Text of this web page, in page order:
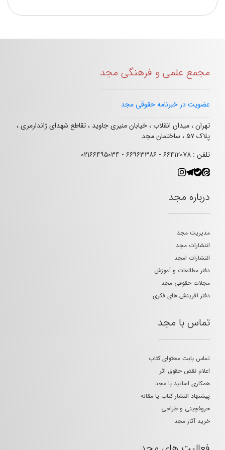
مجمع علمی و فرهنگی مجد
عضویت در خبرنامه حقوقی مجد
تهران ، میدان انقلاب ، خیابان منیری جاوید ، تقاطع شهدای ژاندارمری ،
پلاک ۵۷ ، ساختمان مجد
تلفن : ۶۶۴۱۲۰۷۸ - ۶۶۹۶۳۳۸۶ - ۰۲۱۶۶۴۹۵۰۳۴
درباره مجد
مدیریت مجد
انتشارات مجد
انتشارات امجد
دفتر مطالعات و آموزش
مجلات حقوقی مجد
دفتر آفرینش های فکری
تماس با مجد
تماس بابت محتوای کتاب
اعلام نقض حقوق اثر
همکاری اساتید با مجد
پیشنهاد انتشار کتاب یا مقاله
حروفچینی و طراحی
خرید آثار مجد